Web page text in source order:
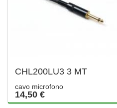
CHL200LU3 3 MT
cavo microfono
14,50 €